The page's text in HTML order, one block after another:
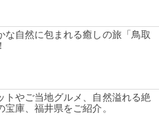
な自然に包まれる癒しの旅「鳥取
トやご当地グルメ、自然溢れる絶
庫、福井県をご紹介。